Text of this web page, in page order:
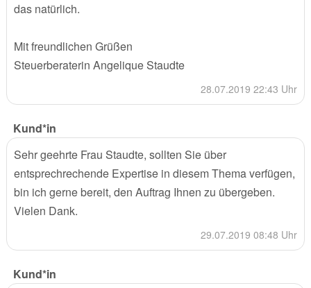
das natürlich.
Mit freundlichen Grüßen
Steuerberaterin Angelique Staudte
28.07.2019 22:43 Uhr
Kund*in
Sehr geehrte Frau Staudte, sollten Sie über
entsprechrechende Expertise in diesem Thema verfügen,
bin ich gerne bereit, den Auftrag Ihnen zu übergeben.
Vielen Dank.
29.07.2019 08:48 Uhr
Kund*in